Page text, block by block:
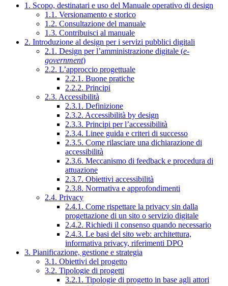
1. Scopo, destinatari e uso del Manuale operativo di design
1.1. Versionamento e storico
1.2. Consultazione del manuale
1.3. Contribuisci al manuale
2. Introduzione al design per i servizi pubblici digitali
2.1. Design per l’amministrazione digitale (e-
government)
2.2. L’approccio progettuale
2.2.1. Buone pratiche
2.2.2. Principi
2.3. Accessibilità
2.3.1. Definizione
2.3.2. Accessibilità by design
2.3.3. Principi per l’accessibilità
2.3.4. Linee guida e criteri di successo
2.3.5. Come rilasciare una dichiarazione di
accessibilità
2.3.6. Meccanismo di feedback e procedura di
attuazione
2.3.7. Obiettivi accessibilità
2.3.8. Normativa e approfondimenti
2.4. Privacy
2.4.1. Come rispettare la privacy sin dalla
progettazione di un sito o servizio digitale
2.4.2. Richiedi il consenso quando necessario
2.4.3. Le basi del sito web: architettura,
informativa privacy, riferimenti DPO
3. Pianificazione, gestione e strategia
3.1. Obiettivi del progetto
3.2. Tipologie di progetti
3.2.1. Tipologie di progetto in base agli attori